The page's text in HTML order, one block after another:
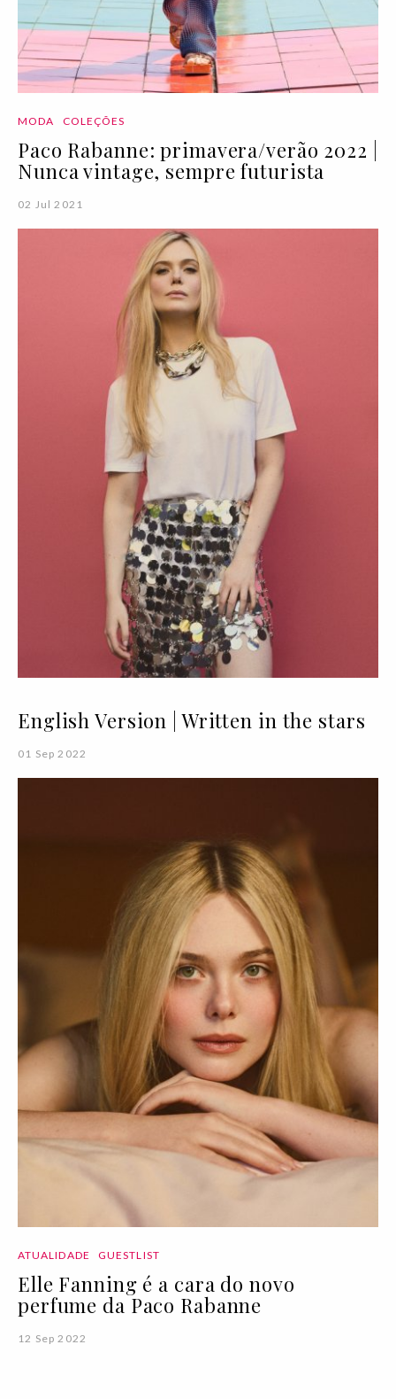
MODA COLEÇÕES
Paco Rabanne: primavera/verão 2022 |
Nunca vintage, sempre futurista
02 Jul 2021
English Version | Written in the stars
01 Sep 2022
ATUALIDADE GUESTLIST
Elle Fanning é a cara do novo
perfume da Paco Rabanne
12 Sep 2022